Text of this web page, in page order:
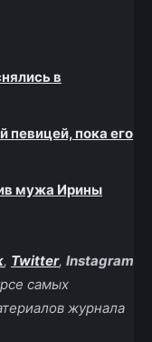
в
певицей, пока его
мужа Ирины
, Twitter, Instagram
самых
журнала